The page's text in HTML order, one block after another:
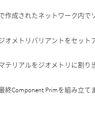
成されたネットワーク内で
メトリバリアントをセット
テリアルをジオメトリに割り
Component Primを組み立て